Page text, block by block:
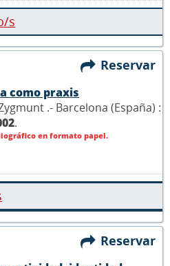
s
Reservar
como praxis
.- Barcelona (España) :
.
en formato papel.
Reservar